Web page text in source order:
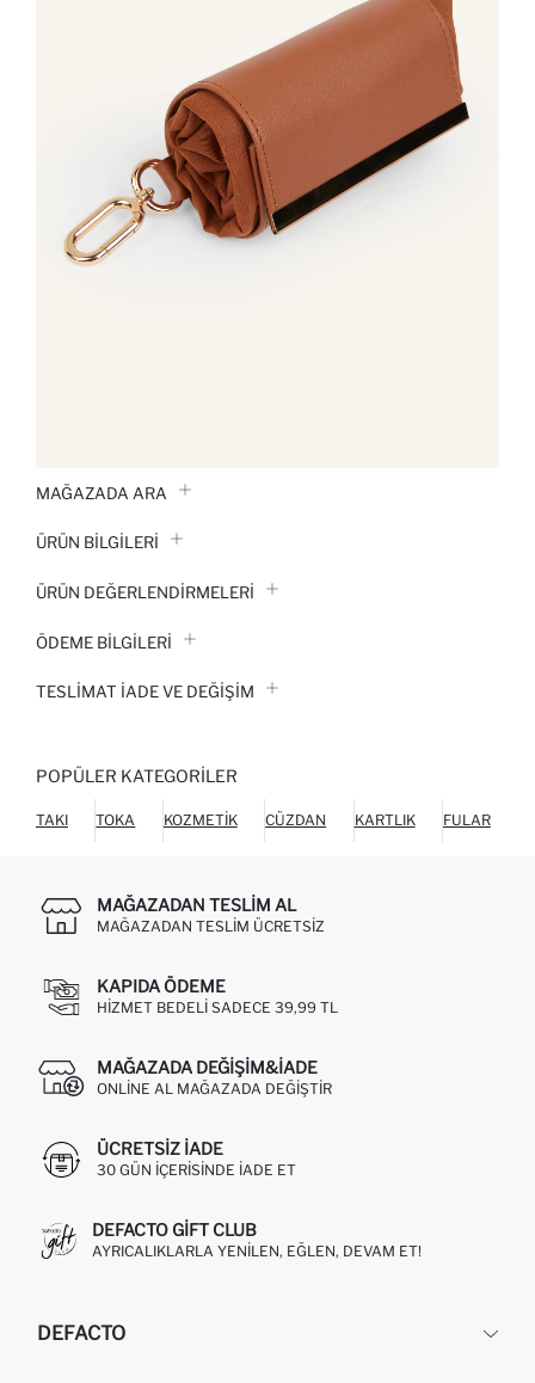
MAĞAZADA ARA
ÜRÜN BILGILERI
ÜRÜN DEĞERLENDİRMELERİ
ÖDEME BİLGİLERİ
TESLIMAT İADE VE DEĞIŞIM
POPÜLER KATEGORILER
TAKI TOKA KOZMETIK CÜZDAN KARTLIK FULAR
MAĞAZADAN TESLIM AL
MAĞAZADAN TESLIM ÜCRETSIZ
KAPIDA ÖDEME
HIZMET BEDELI SADECE 39,99 TL
MAĞAZADA DEĞIŞIM&İADE
ONLINE AL MAĞAZADA DEĞIŞTIR
ÜCRETSIZ IADE
30 GÜN IÇERISINDE IADE ET
DEFACTO GIFT CLUB
AYRICALIKLARLA YENILEN, EĞLEN, DEVAM ET!
DEFACTO